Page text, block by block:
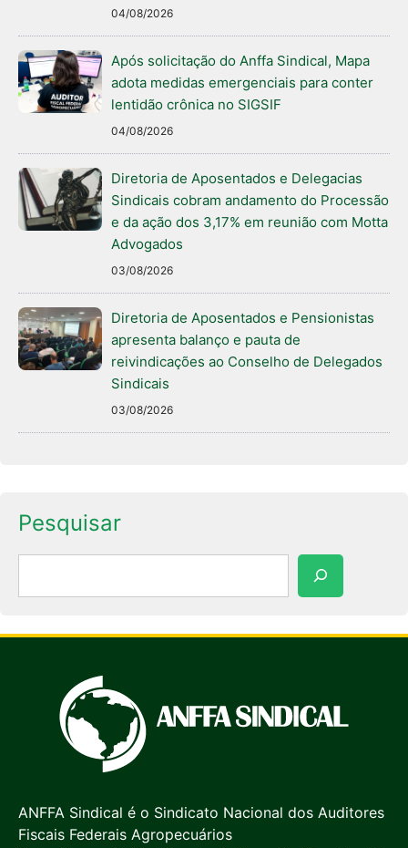
04/08/2026
Após solicitação do Anffa Sindical, Mapa
adota medidas emergenciais para conter
lentidão crônica no SIGSIF
04/08/2026
Diretoria de Aposentados e Delegacias
Sindicais cobram andamento do Processão
e da ação dos 3,17% em reunião com Motta
Advogados
03/08/2026
Diretoria de Aposentados e Pensionistas
apresenta balanço e pauta de
reivindicações ao Conselho de Delegados
Sindicais
03/08/2026
Pesquisar
ANFFA Sindical é o Sindicato Nacional dos Auditores
Fiscais Federais Agropecuários